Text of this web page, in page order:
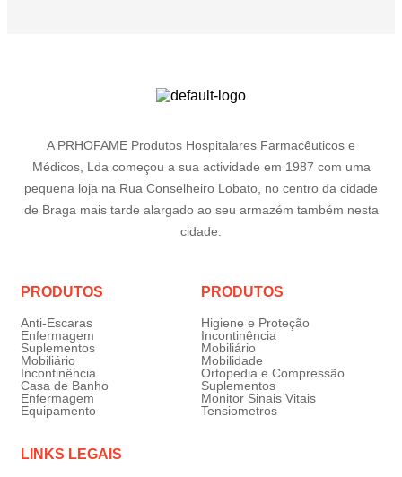
A PRHOFAME Produtos Hospitalares Farmacêuticos e
Médicos, Lda começou a sua actividade em 1987 com uma
pequena loja na Rua Conselheiro Lobato, no centro da cidade
de Braga mais tarde alargado ao seu armazém também nesta
cidade.
PRODUTOS
Anti-Escaras
Enfermagem
Suplementos
Mobiliário
Incontinência
Casa de Banho
Enfermagem
Equipamento
PRODUTOS
Higiene e Proteção
Incontinência
Mobiliário
Mobilidade
Ortopedia e Compressão
Suplementos
Monitor Sinais Vitais
Tensiometros
LINKS LEGAIS